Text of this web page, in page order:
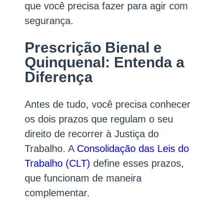
que você precisa fazer para agir com
segurança.
Prescrição Bienal e
Quinquenal: Entenda a
Diferença
Antes de tudo, você precisa conhecer
os dois prazos que regulam o seu
direito de recorrer à Justiça do
Trabalho. A Consolidação das Leis do
Trabalho (CLT) define esses prazos,
que funcionam de maneira
complementar.